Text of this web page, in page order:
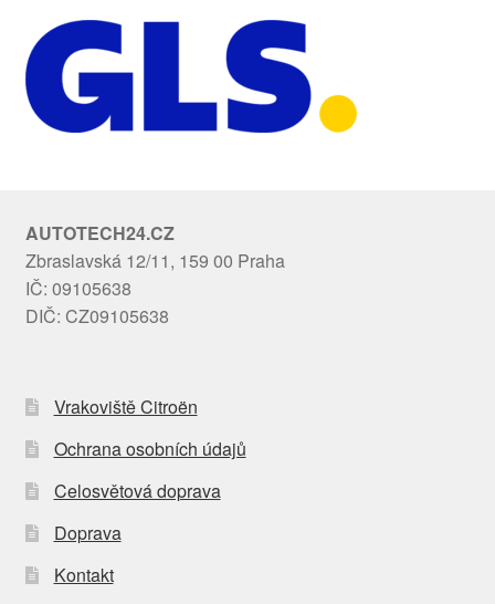
AUTOTECH24.CZ
Zbraslavská 12/11, 159 00 Praha
IČ: 09105638
DIČ: CZ09105638
Vrakoviště Citroën
Ochrana osobních údajů
Celosvětová doprava
Doprava
Kontakt